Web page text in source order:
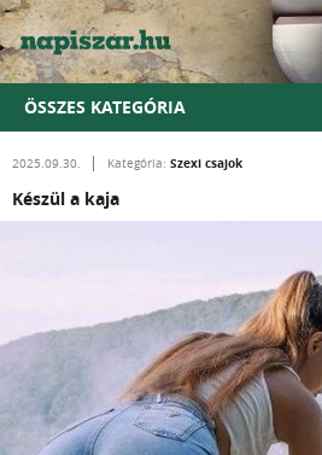
ÖSSZES KATEGÓRIA
2025.09.30. Kategória: Szexi csajok
Készül a kaja